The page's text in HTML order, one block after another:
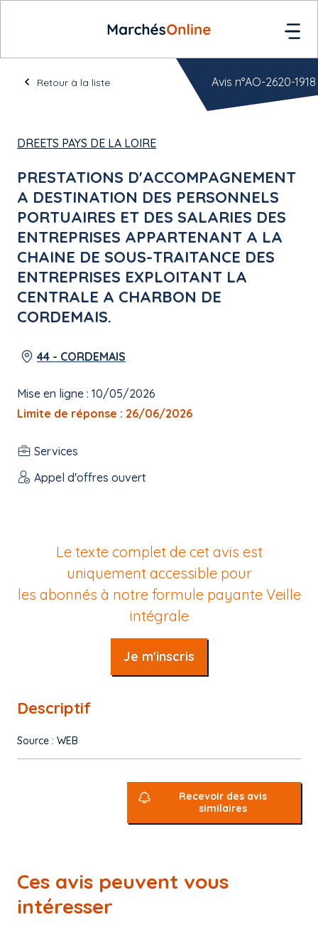
Retour à la liste
DREETS PAYS DE LA LOIRE
PRESTATIONS D'ACCOMPAGNEMENT
A DESTINATION DES PERSONNELS
PORTUAIRES ET DES SALARIES DES
ENTREPRISES APPARTENANT A LA
CHAINE DE SOUS-TRAITANCE DES
ENTREPRISES EXPLOITANT LA
CENTRALE A CHARBON DE
CORDEMAIS.
44 - CORDEMAIS
Mise en ligne : 10/05/2026
Limite de réponse : 26/06/2026
Services
Appel d'offres ouvert
Avis n°AO-2620-1918
Le texte complet de cet avis est
uniquement accessible pour
les abonnés à notre formule payante Veille
intégrale
Je m'inscris
Descriptif
Source : WEB
Recevoir des avis
similaires
Ces avis peuvent vous
intéresser